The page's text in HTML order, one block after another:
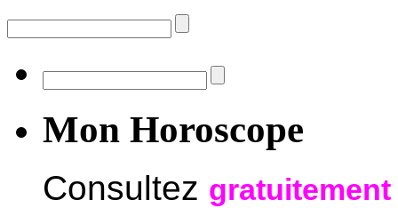
Mon Horoscope
Consultez gratuitement